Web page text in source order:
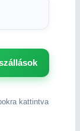
kattintva